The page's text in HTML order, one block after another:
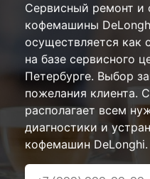
Сервисный ремонт и
кофемашины
осуществляется как
на базе сервисного
Петербурге. Выбор
пожелания клиента.
располагает всем
диагностики и
кофемашин DeLonghi.